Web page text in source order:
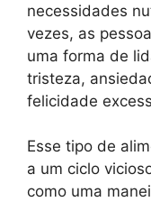
necessidades
vezes, as
uma forma de
tristeza,
felicidade
Esse tipo de
a um ciclo
como uma